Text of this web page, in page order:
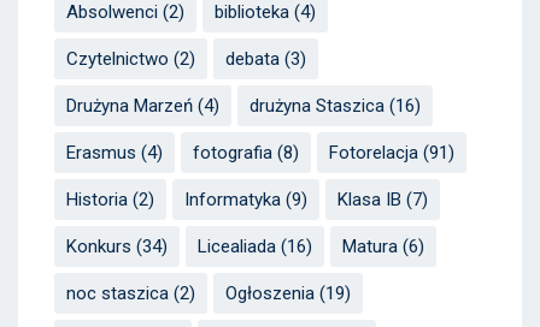
Absolwenci (2) biblioteka (4)
Czytelnictwo (2) debata (3)
Drużyna Marzeń (4) drużyna Staszica (16)
Erasmus (4) fotografia (8) Fotorelacja (91)
Historia (2) Informatyka (9) Klasa IB (7)
Konkurs (34) Licealiada (16) Matura (6)
noc staszica (2) Ogłoszenia (19)